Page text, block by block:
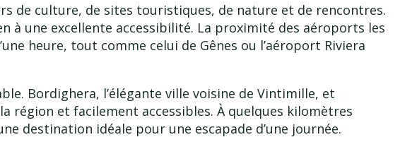
de culture, de sites touristiques, de nature et de rencontres.
à une excellente accessibilité. La proximité des aéroports les
heure, tout comme celui de Gênes ou l’aéroport Riviera
Bordighera, l’élégante ville voisine de Vintimille, et
région et facilement accessibles. À quelques kilomètres
destination idéale pour une escapade d’une journée.